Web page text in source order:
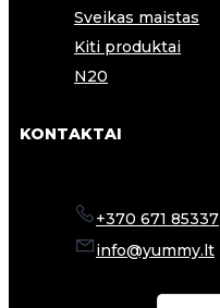
Sveikas maistas
Kiti produktai
N20
KONTAKTAI
+370 671 85337
info@yummy.lt